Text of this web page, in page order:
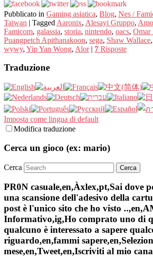
Pubblicato in Gaming asiatica, Blog, Nes /
Taiwan | Tagged Aaronix, Alesayi Gruppo,
Famicom, galassia, storia, nintendo, oacs, Omar
Puangpetch Apithanakoon, sega, Shaw Wallace,
wywy, Yip Yan Wong, Alor | 7 Risposte
Traduzione
Imposta come lingua di default
Modifica traduzione
Cerca un gioco (ex: mario)
Cerca
PR0N casuale,en,Àxlex,pt,Sai dove
una scansione dell'adesivo della
post è l'unico sito che ho visto
Informativo,ig,Ho comprato uno di
qualcuno è interessato a sapere
riguardo,en,fammi
mese,en,Tweet,en,Iscriviti al mio